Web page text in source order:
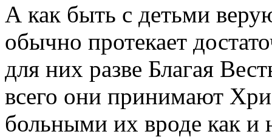
А как быть с детьми
обычно протекает
для них разве Благая
всего они принимают
больными их вроде как и